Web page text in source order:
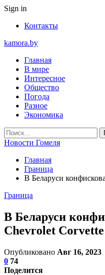
Sign in
Контакты
kamora.by
Главная
В мире
Интересное
Общество
Погода
Разное
Экономика
Новости Гомеля
Главная
Граница
В Беларуси
Граница
В Беларуси
Chevrolet Corvette
Опубликовано Авг 16, 2023
0 74
Поделится